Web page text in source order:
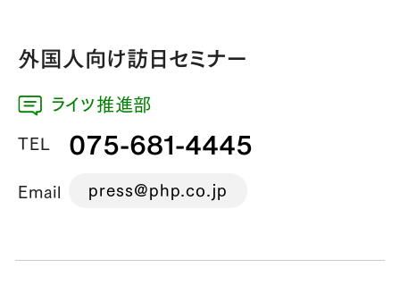
外国人向け訪日セミナー
ライツ推進部
TEL 075-681-4445
Email press@php.co.jp